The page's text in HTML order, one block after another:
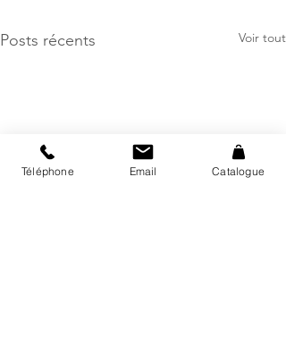
Posts récents Voir tout
Téléphone Email Catalogue